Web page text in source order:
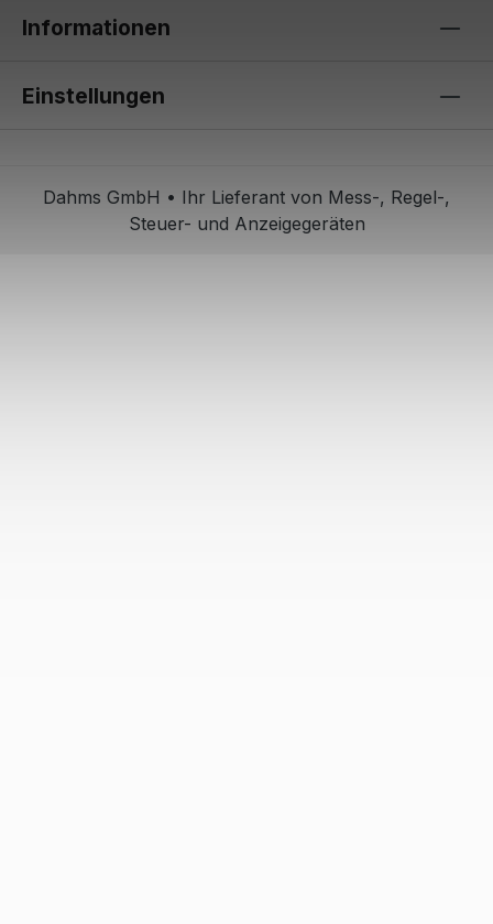
Informationen
Einstellungen
Dahms GmbH • Ihr Lieferant von Mess-, Regel-,
Steuer- und Anzeigegeräten